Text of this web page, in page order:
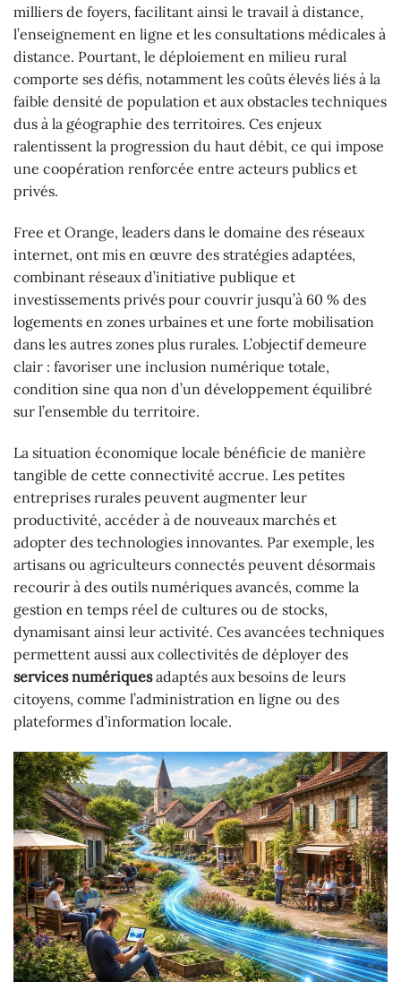
milliers de foyers, facilitant ainsi le travail à distance,
l’enseignement en ligne et les consultations médicales à
distance. Pourtant, le déploiement en milieu rural
comporte ses défis, notamment les coûts élevés liés à la
faible densité de population et aux obstacles techniques
dus à la géographie des territoires. Ces enjeux
ralentissent la progression du haut débit, ce qui impose
une coopération renforcée entre acteurs publics et
privés.
Free et Orange, leaders dans le domaine des réseaux
internet, ont mis en œuvre des stratégies adaptées,
combinant réseaux d’initiative publique et
investissements privés pour couvrir jusqu’à 60 % des
logements en zones urbaines et une forte mobilisation
dans les autres zones plus rurales. L’objectif demeure
clair : favoriser une inclusion numérique totale,
condition sine qua non d’un développement équilibré
sur l’ensemble du territoire.
La situation économique locale bénéficie de manière
tangible de cette connectivité accrue. Les petites
entreprises rurales peuvent augmenter leur
productivité, accéder à de nouveaux marchés et
adopter des technologies innovantes. Par exemple, les
artisans ou agriculteurs connectés peuvent désormais
recourir à des outils numériques avancés, comme la
gestion en temps réel de cultures ou de stocks,
dynamisant ainsi leur activité. Ces avancées techniques
permettent aussi aux collectivités de déployer des
services numériquesadaptés aux besoins de leurs
citoyens, comme l’administration en ligne ou des
plateformes d’information locale.